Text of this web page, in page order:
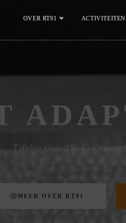
OVER RT91 ACTIVITEITEN
Tafelen sinds 1964 in
MEER OVER RT91